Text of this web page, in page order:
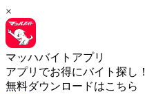
×
マッハバイトアプリ
アプリでお得にバイト探し！
無料ダウンロードはこちら